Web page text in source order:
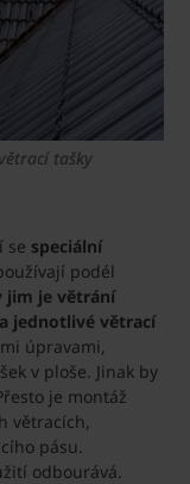
tašky
se speciální
podél
jim je větrání
jednotlivé větrací
úpravami,
v ploše. Jinak by
je montáž
větracích,
pásu.
odbourává.